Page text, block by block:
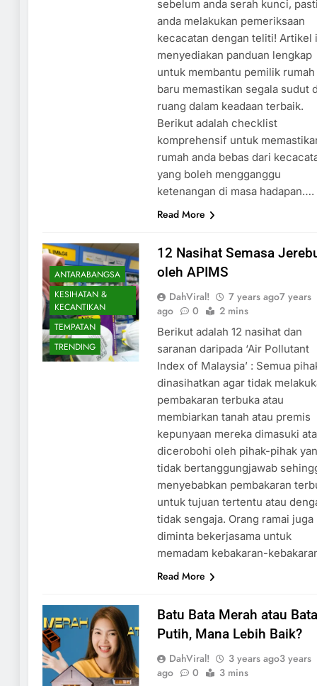
sebelum anda serah kunci,
anda melakukan pemeriksaan
kecacatan dengan teliti! Artikel
menyediakan panduan lengkap
untuk membantu pemilik rumah
baru memastikan segala sudut
ruang dalam keadaan terbaik.
Berikut adalah checklist
komprehensif untuk
rumah anda bebas dari
yang boleh mengganggu
ketenangan di masa hadapan….
Read More
ANTARABANGSA
KESIHATAN &
KECANTIKAN
TEMPATAN
TRENDING
12 Nasihat Semasa
oleh APIMS
DahViral! 7 years ago7 years
ago
0 2 mins
Berikut adalah 12 nasihat dan
saranan daripada ‘Air Pollutant
Index of Malaysia’ : Semua
dinasihatkan agar tidak
pembakaran terbuka atau
membiarkan tanah atau premis
kepunyaan mereka dimasuki
dicerobohi oleh pihak-pihak
tidak bertanggungjawab
menyebabkan pembakaran
untuk tujuan tertentu atau
tidak sengaja. Orang ramai juga
diminta bekerjasama untuk
memadam kebakaran-
Read More
Batu Bata Merah atau Bata
Putih, Mana Lebih Baik?
DahViral! 3 years ago3 years
ago
0 3 mins